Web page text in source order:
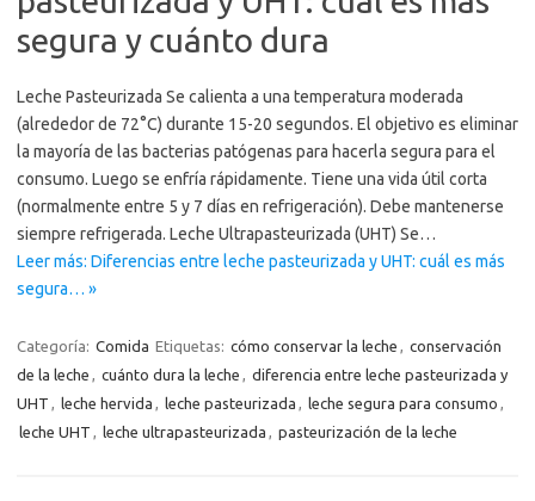
segura y cuánto dura
Leche Pasteurizada Se calienta a una temperatura moderada
(alrededor de 72°C) durante 15-20 segundos. El objetivo es eliminar
la mayoría de las bacterias patógenas para hacerla segura para el
consumo. Luego se enfría rápidamente. Tiene una vida útil corta
(normalmente entre 5 y 7 días en refrigeración). Debe mantenerse
siempre refrigerada. Leche Ultrapasteurizada (UHT) Se…
Leer más: Diferencias entre leche pasteurizada y UHT: cuál es más
segura… »
Categoría: Comida Etiquetas: cómo conservar la leche , conservación
de la leche , cuánto dura la leche , diferencia entre leche pasteurizada y
UHT , leche hervida , leche pasteurizada , leche segura para consumo ,
leche UHT , leche ultrapasteurizada , pasteurización de la leche